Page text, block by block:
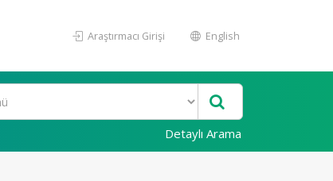
Araştırmacı Girişi English
Detaylı Arama